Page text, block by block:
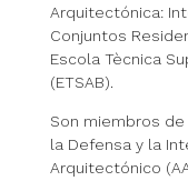
Arquitectónica:
Conjuntos
Escola Tècnica
(ETSAB).
Son miembros
la Defensa y la
Arquitectónico